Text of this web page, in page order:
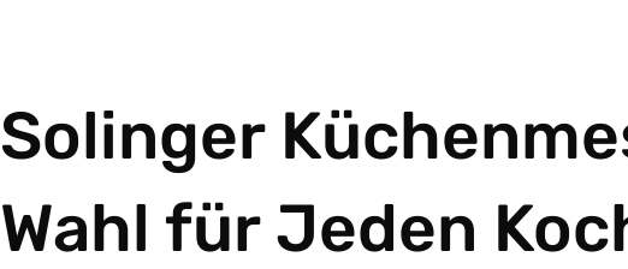
Solinger
Wahl für Jeden